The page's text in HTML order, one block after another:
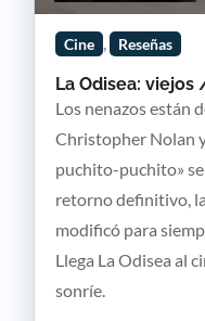
La Odisea:
Cine , Reseñas
Los nenazos están
Christopher Nolan
puchito-puchito»
retorno definitivo,
modificó para
Llega La Odisea al
sonríe.